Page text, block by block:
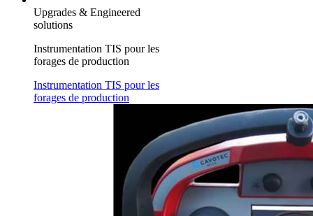
Upgrades & Engineered
solutions
Instrumentation TIS pour les
forages de production
Instrumentation TIS pour les
forages de production